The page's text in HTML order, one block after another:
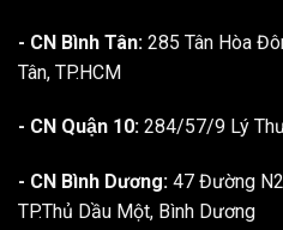
- CN Bình Tân: 285 Tân Hòa
Tân, TP.HCM
- CN Quận 10: 284/57/9 Lý
- CN Bình Dương: 47 Đường
TP.Thủ Dầu Một, Bình Dương